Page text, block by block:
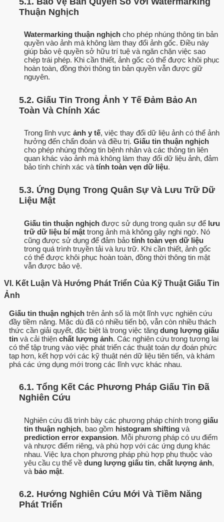
Thuận Nghịch
Watermarking thuận nghịch cho phép nhúng thông tin bản
quyền vào ảnh mà không làm thay đổi ảnh gốc. Điều này
giúp bảo vệ quyền sở hữu trí tuệ và ngăn chặn việc sao
chép trái phép. Khi cần thiết, ảnh gốc có thể được khôi phục
hoàn toàn, đồng thời thông tin bản quyền vẫn được giữ
nguyên.
5.2. Giấu Tin Trong Ảnh Y Tế Đảm Bảo An
Toàn Và Chính Xác
Trong lĩnh vực ảnh y tế, việc thay đổi dữ liệu ảnh có thể ảnh
hưởng đến chẩn đoán và điều trị. Giấu tin thuận nghịch
cho phép nhúng thông tin bệnh nhân và các thông tin liên
quan khác vào ảnh mà không làm thay đổi dữ liệu ảnh, đảm
bảo tính chính xác vàtính toàn vẹn dữ liệu.
5.3. Ứng Dụng Trong Quân Sự Và Lưu Trữ Dữ
Liệu Mật
Giấu tin thuận nghịch được sử dụng trong quân sự để lưu
trữ dữ liệu bí mật trong ảnh mà không gây nghi ngờ. Nó
cũng được sử dụng để đảm bảo tính toàn vẹn dữ liệu
trong quá trình truyền tải và lưu trữ. Khi cần thiết, ảnh gốc
có thể được khôi phục hoàn toàn, đồng thời thông tin mật
vẫn được bảo vệ.
VI. Kết Luận Và Hướng Phát Triển Của Kỹ Thuật Giấu Tin
Ảnh
Giấu tin thuận nghịch trên ảnh số là một lĩnh vực nghiên cứu
đầy tiềm năng. Mặc dù đã có nhiều tiến bộ, vẫn còn nhiều thách
thức cần giải quyết, đặc biệt là trong việc tăng dung lượng giấu
tin và cải thiện chất lượng ảnh. Các nghiên cứu trong tương lai
có thể tập trung vào việc phát triển các thuật toán dự đoán phức
tạp hơn, kết hợp với các kỹ thuật nén dữ liệu tiên tiến, và khám
phá các ứng dụng mới trong các lĩnh vực khác nhau.
6.1. Tổng Kết Các Phương Pháp Giấu Tin Đã
Nghiên Cứu
Nghiên cứu đã trình bày các phương pháp chính trong giấu
tin thuận nghịch, bao gồm histogram shifting và
prediction error expansion. Mỗi phương pháp có ưu điểm
và nhược điểm riêng, và phù hợp với các ứng dụng khác
nhau. Việc lựa chọn phương pháp phù hợp phụ thuộc vào
yêu cầu cụ thể về dung lượng giấu tin, chất lượng ảnh,
và bảo mật.
6.2. Hướng Nghiên Cứu Mới Và Tiềm Năng
Phát Triển